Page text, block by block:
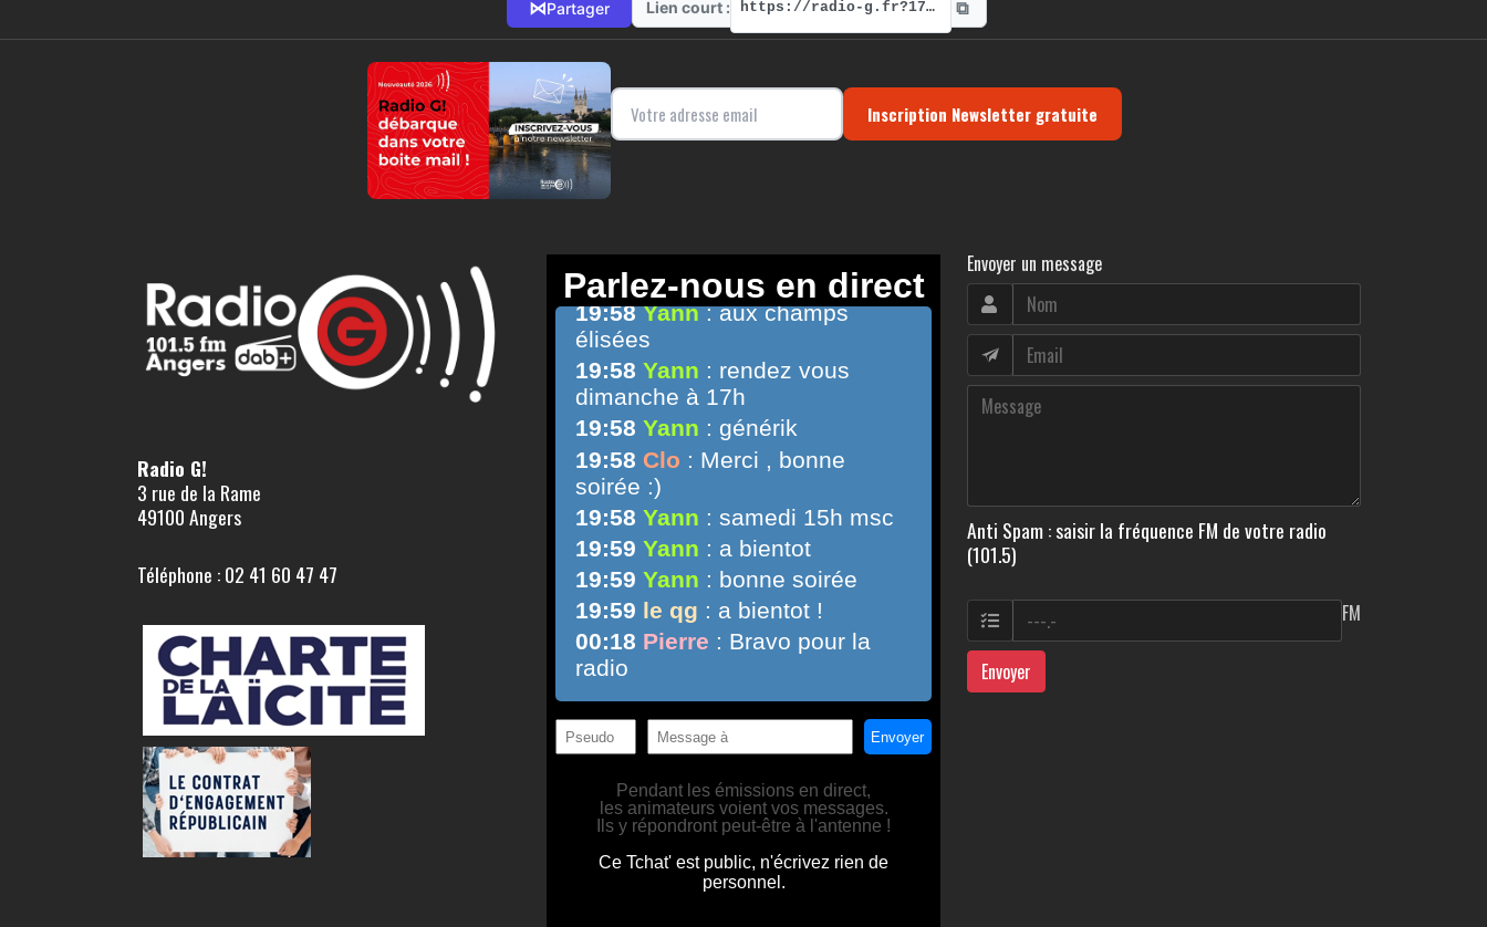
⋈Partager Lien court : https://radio-g.fr?17164 ⧉
Inscription Newsletter gratuite
Radio G!
3 rue de la Rame
49100 Angers
Téléphone : 02 41 60 47 47
Envoyer un message
Anti Spam : saisir la fréquence FM de votre radio
(101.5)
FM
Envoyer